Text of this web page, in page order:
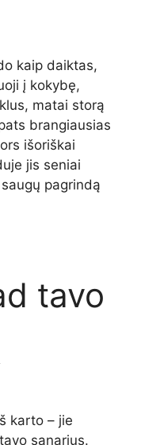
kaip daiktas,
į kokybę,
matai storą
brangiausias
išoriškai
jis seniai
pagrindą
tavo
karto – jie
sąnarius.